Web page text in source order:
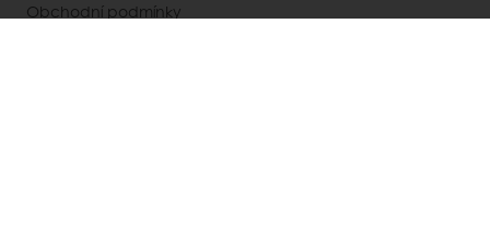
Obchodní podmínky